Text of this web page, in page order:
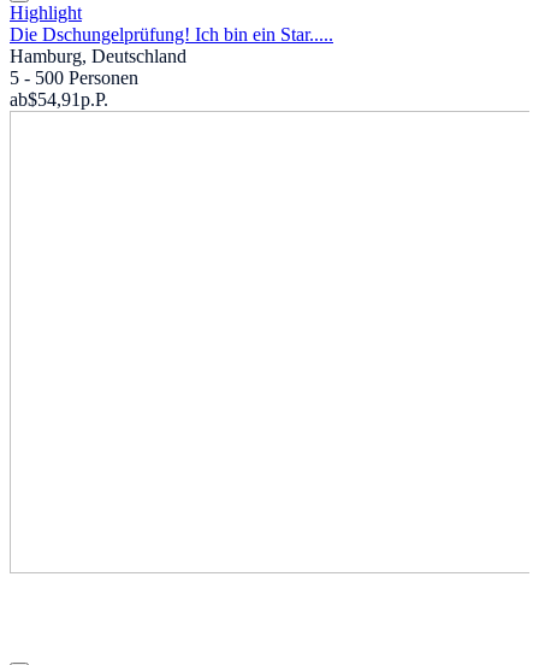
Highlight
Die Dschungelprüfung! Ich bin ein Star.....
Hamburg, Deutschland
5 - 500 Personen
ab$54,91p.P.